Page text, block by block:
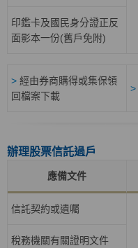
印鑑卡及國民身分證正反
面影本一份(舊戶免附)
> 經由券商購得或集保領
回檔案下載
>
辦理股票信託過戶
應備文件
信託契約或遺囑
稅務機關有關證明文件